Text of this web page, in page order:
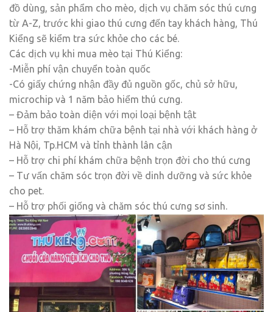
đồ dùng, sản phẩm cho mèo, dịch vụ chăm sóc thú cưng
từ A-Z, trước khi giao thú cưng đến tay khách hàng, Thú
Kiểng sẽ kiểm tra sức khỏe cho các bé.
Các dịch vụ khi mua mèo tại Thú Kiểng:
-Miễn phí vận chuyển toàn quốc
-Có giấy chứng nhận đầy đủ nguồn gốc, chủ sở hữu,
microchip và 1 năm bảo hiểm thú cưng.
– Đảm bảo toàn diện với mọi loại bệnh tật
– Hỗ trợ thăm khám chữa bệnh tại nhà với khách hàng ở
Hà Nội, Tp.HCM và tỉnh thành lân cận
– Hỗ trợ chi phí khám chữa bệnh trọn đời cho thú cưng
– Tư vấn chăm sóc trọn đời về dinh dưỡng và sức khỏe
cho pet.
– Hỗ trợ phối giống và chăm sóc thú cưng sơ sinh.